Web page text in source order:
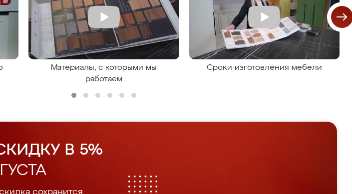
Материалы, с которыми мы
работаем
Сроки изготовления мебели
В 5%
сохранится.